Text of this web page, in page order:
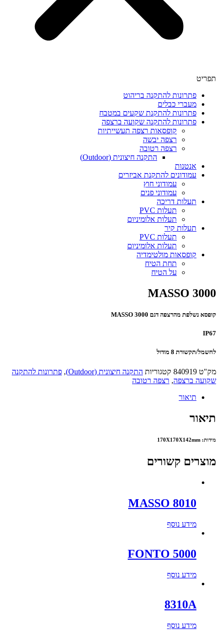
תפריט
פתרונות להתקנה בריהוט
מעברי כבלים
פתרונות להתקנת שקעים במטבח
פתרונות להתקנה שקועה ברצפה
קופסאות רצפה תעשייתיות
רצפה יבשה
רצפה רטובה
התקנה חיצונית (Outdoor)
אנטנות
עמודונים להתקנת אביזרים
עמודוני חוץ
עמודוני פנים
תעלות דריכה
תעלות PVC
תעלות אלומיניום
תעלות קיר
תעלות PVC
תעלות אלומיניום
קופסאות מולטימדיה
תחת הטיח
על הטיח
MASSO 3000
קופסא נשלפת מהרצפה דגם MASSO 3000
IP67
לחשמל/תקשורת 8 מודול
מק"ט 840919 קטגוריות התקנה חיצונית (Outdoor) , פתרונות להתקנה
שקועה ברצפה, רצפה רטובה
תיאור
תיאור
מידות: 170X170X142mm
מוצרים קשורים
MASSO 8010
מידע נוסף
FONTO 5000
מידע נוסף
8310A
מידע נוסף